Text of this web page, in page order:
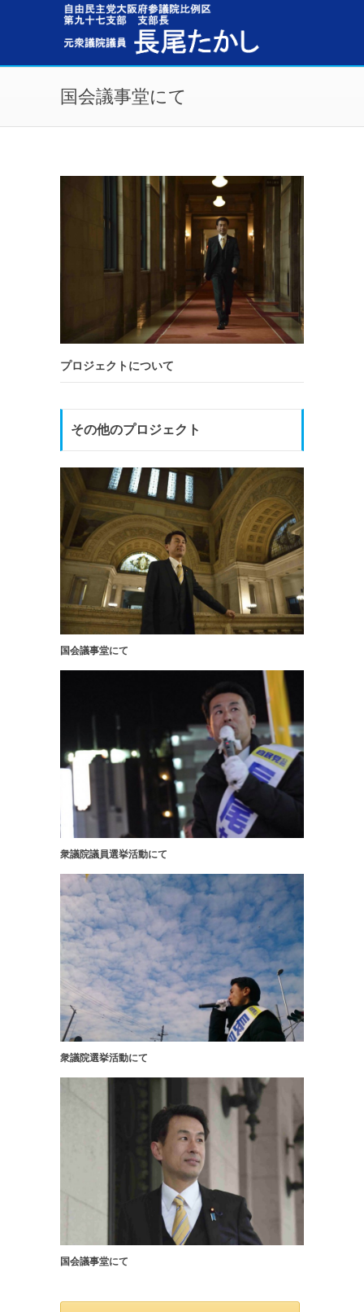
メインコンテンツに移動
国会議事堂にて
プロジェクトについて
その他のプロジェクト
国会議事堂にて
衆議院議員選挙活動にて
衆議院選挙活動にて
国会議事堂にて